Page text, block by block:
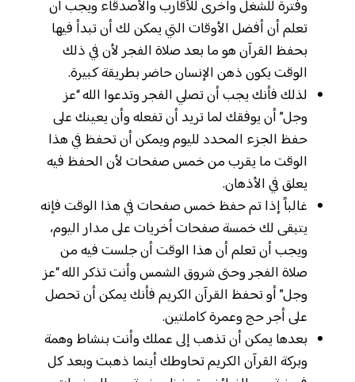
وفترة للشغل وأخرى للأقارب والأصدقاء ويجب أن
تعلم أن أفضل الأوقات التي يمكن لك أن تبدأ فيها
بحفظ القرآن هو ما بعد صلاة الفجر لأن في ذلك
الوقت يكون ذهن الإنسان حاضر بطريقة كبيرة.
لذلك فأنك يجب أن تصلي الفجر وتدعوا الله “عز
وجل” أن يوفقك لما تريد أن تفعله وأن يعينك على
حفظ الجزء المحدد لليوم ويمكن أن تحفظ في هذا
الوقت ما يقرب من خمس صفحات لأن الحفظ فيه
يعلق في الأذهان.
غالباً إذا تم حفظ خمس صفحات في هذا الوقت فإنه
يتبقى لك خمسة صفحات أخريات على مدار اليوم،
ويجب أن تعلم أن هذا الوقت أن جلست فيه من
صلاة الفجر وحتى شروق الشمس وأنت تذكر الله “عز
وجل” أو تحفظ القرآن الكريم فأنك يمكن أن تحصل
على أجر حج وعمرة كاملتين.
بعدها يمكن أن تذهب إلى عملك وأنت بنشاط وهمة
وبركة القرآن الكريم تحاوطك أينما ذهبت وبعد كل